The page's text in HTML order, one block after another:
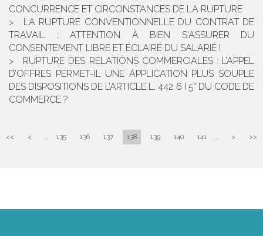
CONCURRENCE ET CIRCONSTANCES DE LA RUPTURE
LA RUPTURE CONVENTIONNELLE DU CONTRAT DE
TRAVAIL : ATTENTION À BIEN S'ASSURER DU
CONSENTEMENT LIBRE ET ÉCLAIRÉ DU SALARIÉ !
RUPTURE DES RELATIONS COMMERCIALES : L’APPEL
D’OFFRES PERMET-IL UNE APPLICATION PLUS SOUPLE
DES DISPOSITIONS DE L’ARTICLE L. 442 6 I 5° DU CODE DE
COMMERCE ?
<< < ... 135 136 137 138 139 140 141 ... > >>